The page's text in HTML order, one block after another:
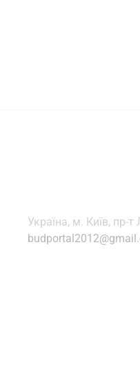
Українa, м. Київ, пр-